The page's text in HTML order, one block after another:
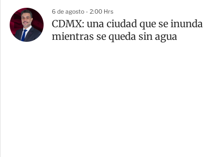
6 de agosto - 2:00 Hrs
CDMX: una ciudad que se inunda
mientras se queda sin agua